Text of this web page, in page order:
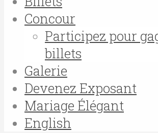
Concour
Participez pour
billets
Galerie
Devenez Exposant
Mariage Élégant
English